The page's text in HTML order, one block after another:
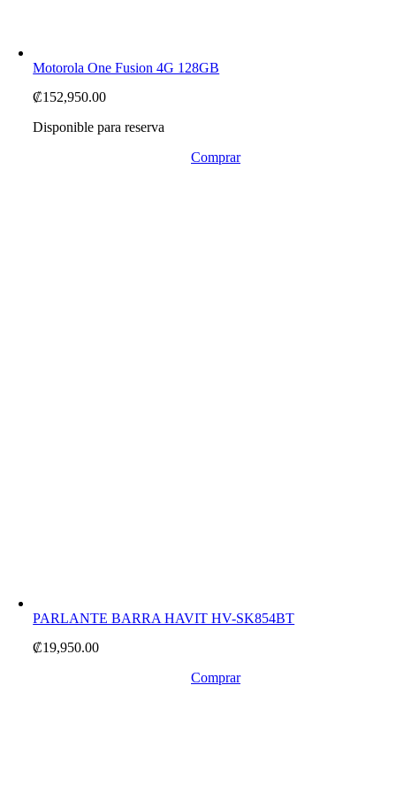
Motorola One Fusion 4G 128GB
₡152,950.00
Disponible para reserva
Comprar
PARLANTE BARRA HAVIT HV-SK854BT
₡19,950.00
Comprar